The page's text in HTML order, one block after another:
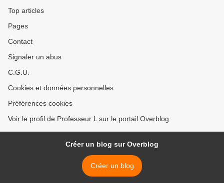
Top articles
Pages
Contact
Signaler un abus
C.G.U.
Cookies et données personnelles
Préférences cookies
Voir le profil de Professeur L sur le portail Overblog
Créer un blog sur Overblog
Créer un blog